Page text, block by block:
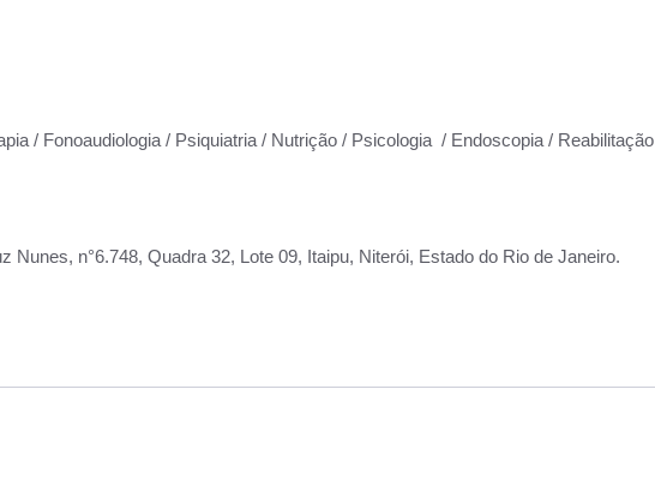
/ Fonoaudiologia / Psiquiatria / Nutrição / Psicologia / Endoscopia / Reabilitação
Nunes, n°6.748, Quadra 32, Lote 09, Itaipu, Niterói, Estado do Rio de Janeiro.